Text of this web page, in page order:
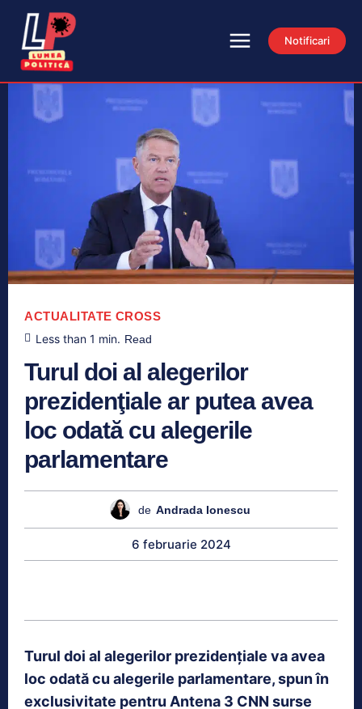
Notificari
ACTUALITATE CROSS
Less than 1 min. Read
Turul doi al alegerilor
prezidenţiale ar putea avea
loc odată cu alegerile
parlamentare
de Andrada Ionescu
6 februarie 2024
Turul doi al alegerilor prezidenţiale va avea
loc odată cu alegerile parlamentare, spun în
exclusivitate pentru Antena 3 CNN surse